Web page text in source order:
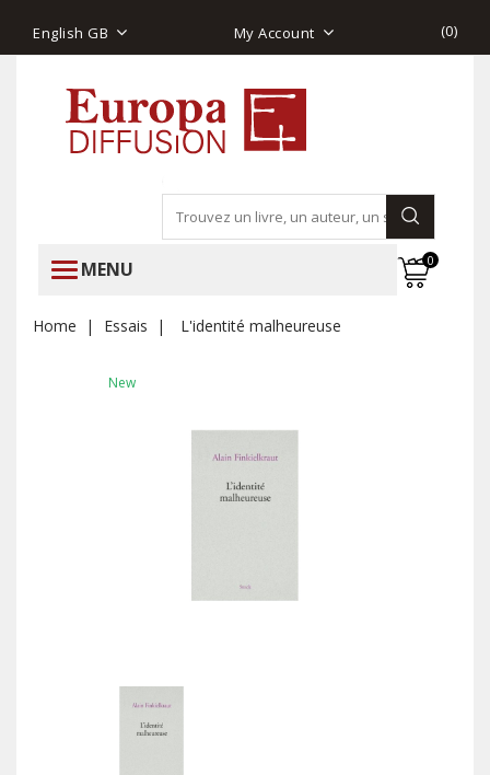
English GB My Account (0)
MENU 0
Home Essais L'identité malheureuse
New